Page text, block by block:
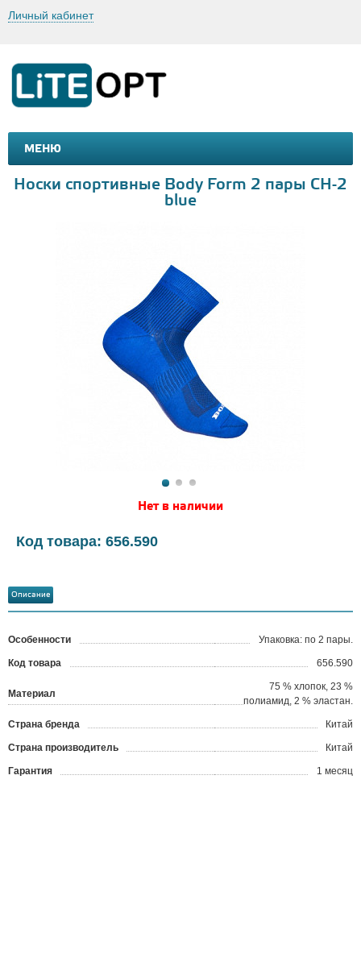
Личный кабинет
МЕНЮ
МАШИНКИ И МОТОЦИКЛЫ
Носки спортивные Body Form 2 пары СН-2
blue
Нет в наличии
Код товара: 656.590
Описание
Особенности Упаковка: по 2 пары.
Код товара 656.590
Материал
75 % хлопок, 23 %
полиамид, 2 % эластан.
Страна бренда Китай
Страна производитель Китай
Гарантия 1 месяц